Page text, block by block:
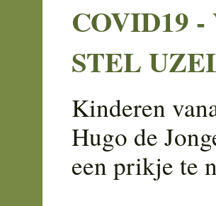
COVID19
STEL
Kinderen
Hugo de
een prikje te